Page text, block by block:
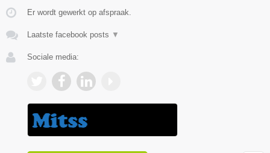
Er wordt gewerkt op afspraak.
Laatste facebook posts ▼
Sociale media: